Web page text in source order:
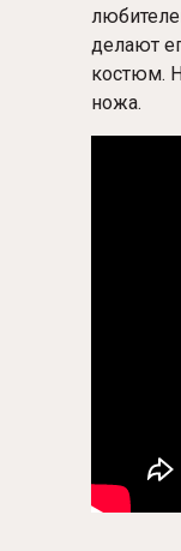
делают
костюм.
ножа.